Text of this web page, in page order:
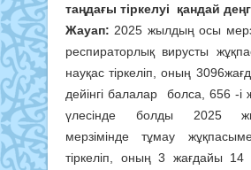
таңдағы тіркелуі қандай
Жауап: 2025 жылдың осы
респираторлық вирусты
науқас тіркеліп, оның
дейінгі балалар болса, 656 -і
үлесінде болды 2025
мерзімінде тұмау
тіркеліп, оның 3 жағдайы 14